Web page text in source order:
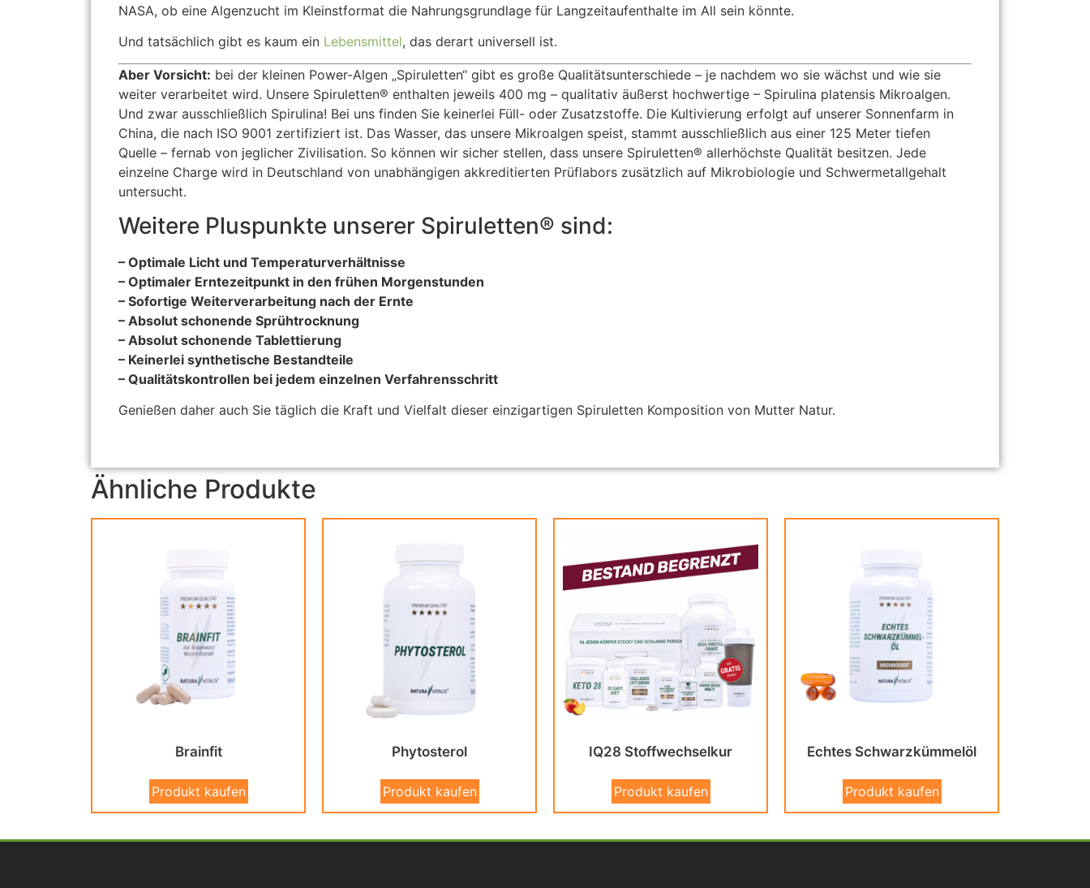
NASA, ob eine Algenzucht im Kleinstformat die Nahrungsgrundlage für Langzeitaufenthalte im All sein könnte.
Und tatsächlich gibt es kaum ein Lebensmittel, das derart universell ist.
Aber Vorsicht: bei der kleinen Power-Algen „Spiruletten“ gibt es große Qualitätsunterschiede – je nachdem wo sie wächst und wie sie
weiter verarbeitet wird. Unsere Spiruletten® enthalten jeweils 400 mg – qualitativ äußerst hochwertige – Spirulina platensis Mikroalgen.
Und zwar ausschließlich Spirulina! Bei uns finden Sie keinerlei Füll- oder Zusatzstoffe. Die Kultivierung erfolgt auf unserer Sonnenfarm in
China, die nach ISO 9001 zertifiziert ist. Das Wasser, das unsere Mikroalgen speist, stammt ausschließlich aus einer 125 Meter tiefen
Quelle – fernab von jeglicher Zivilisation. So können wir sicher stellen, dass unsere Spiruletten® allerhöchste Qualität besitzen. Jede
einzelne Charge wird in Deutschland von unabhängigen akkreditierten Prüflabors zusätzlich auf Mikrobiologie und Schwermetallgehalt
untersucht.
Weitere Pluspunkte unserer Spiruletten® sind:
– Optimale Licht und Temperaturverhältnisse
– Optimaler Erntezeitpunkt in den frühen Morgenstunden
– Sofortige Weiterverarbeitung nach der Ernte
– Absolut schonende Sprühtrocknung
– Absolut schonende Tablettierung
– Keinerlei synthetische Bestandteile
– Qualitätskontrollen bei jedem einzelnen Verfahrensschritt
Genießen daher auch Sie täglich die Kraft und Vielfalt dieser einzigartigen Spiruletten Komposition von Mutter Natur.
Ähnliche Produkte
Brainfit
Produkt kaufen
Phytosterol
Produkt kaufen
IQ28 Stoffwechselkur
Produkt kaufen
Echtes Schwarzkümmelöl
Produkt kaufen